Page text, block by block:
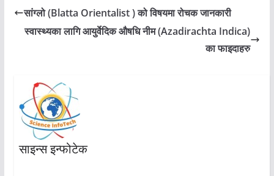
सांग्लो (Blatta Orientalist ) को विषयमा रोचक जानकारी
स्वास्थ्यका लागि आयुर्वेदिक औषधि नीम (Azadirachta Indica)
का फाइदाहरु
साइन्स इन्फोटेक